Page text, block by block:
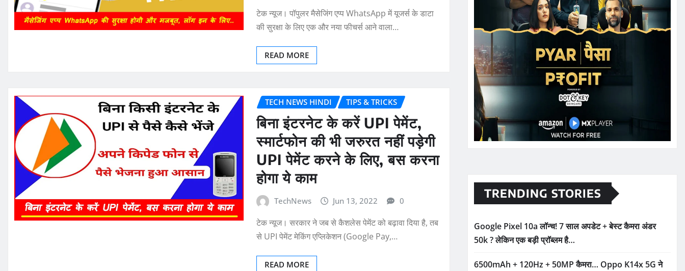
टेक न्यूज। पॉपुलर मैसेजिंग एप्प WhatsApp में यूजर्स के डाटा
की सुरक्षा के लिए एक और नया फीचर्स आने वाला…
READ MORE
TECH NEWS HINDI TIPS & TRICKS
बिना इंटरनेट के करें UPI पेमेंट,
स्मार्टफोन की भी जरुरत नहीं पड़ेगी
UPI पेमेंट करने के लिए, बस करना
होगा ये काम
TechNews Jun 13, 2022 0
टेक न्यूज। सरकार ने जब से कैशलेस पेमेंट को बढ़ावा दिया है, तब
से UPI पेमेंट मेकिंग एप्लिकेशन (Google Pay,…
READ MORE
TRENDING STORIES
Google Pixel 10a लॉन्च! 7 साल अपडेट + बेस्ट कैमरा अंडर
50k ? लेकिन एक बड़ी प्रॉब्लम है…
6500mAh + 120Hz + 50MP कैमरा… Oppo K14x 5G ने